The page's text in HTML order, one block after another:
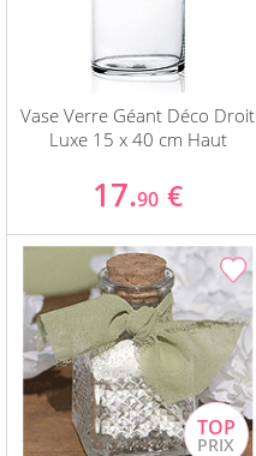
Vase Verre Géant Déco Droit
Luxe 15 x 40 cm Haut
17.90 €